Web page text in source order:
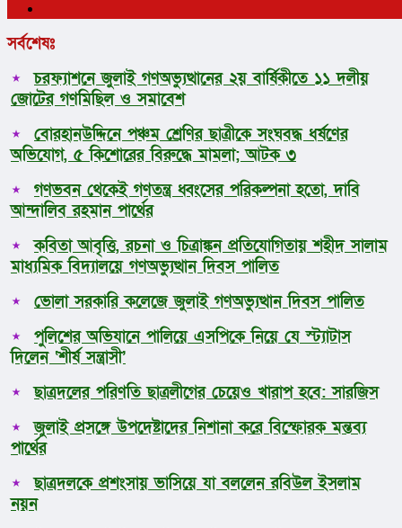
সর্বশেষঃ
চরফ্যাশনে জুলাই গণঅভ্যুত্থানের ২য় বার্ষিকীতে ১১ দলীয়
জোটের গণমিছিল ও সমাবেশ
বোরহানউদ্দিনে পঞ্চম শ্রেণির ছাত্রীকে সংঘবদ্ধ ধর্ষণের
অভিযোগ, ৫ কিশোরের বিরুদ্ধে মামলা; আটক ৩
গণভবন থেকেই গণতন্ত্র ধ্বংসের পরিকল্পনা হতো, দাবি
আন্দালিব রহমান পার্থের
কবিতা আবৃত্তি, রচনা ও চিত্রাঙ্কন প্রতিযোগিতায় শহীদ সালাম
মাধ্যমিক বিদ্যালয়ে গণঅভ্যুত্থান দিবস পালিত
ভোলা সরকারি কলেজে জুলাই গণঅভ্যুত্থান দিবস পালিত
পুলিশের অভিযানে পালিয়ে এসপিকে নিয়ে যে স্ট্যাটাস
দিলেন ‘শীর্ষ সন্ত্রাসী’
ছাত্রদলের পরিণতি ছাত্রলীগের চেয়েও খারাপ হবে: সারজিস
জুলাই প্রসঙ্গে উপদেষ্টাদের নিশানা করে বিস্ফোরক মন্তব্য
পার্থের
ছাত্রদলকে প্রশংসায় ভাসিয়ে যা বললেন রবিউল ইসলাম
নয়ন